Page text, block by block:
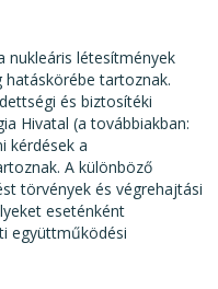
nukleáris létesítmények
hatáskörébe tartoznak.
és biztosítéki
Hivatal (a továbbiakban:
kérdések a
A különböző
törvények és végrehajtási
eseténként
együttműködési